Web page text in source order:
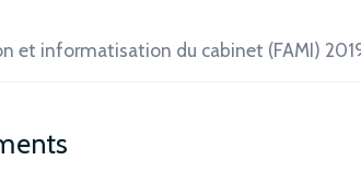
et informatisation du cabinet (FAMI)